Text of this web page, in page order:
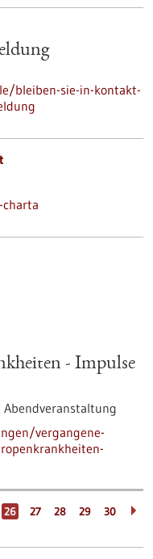
bleiben-sie-in-kontakt-
- Impulse
Abendveranstaltung
vergangene-
26 27 28 29 30